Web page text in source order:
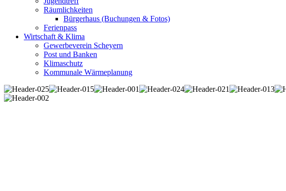
Räumlichkeiten
Bürgerhaus (Buchungen & Fotos)
Ferienpass
Wirtschaft & Klima
Gewerbeverein Scheyern
Post und Banken
Klimaschutz
Kommunale Wärmeplanung